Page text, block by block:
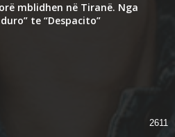
mblidhen në Tiranë. Nga
te “Despacito”
2611